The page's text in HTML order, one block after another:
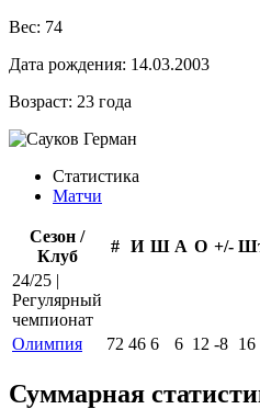
Вес: 74
Дата рождения: 14.03.2003
Возраст: 23 года
Статистика
Матчи
Сезон /
Клуб
# И Ш А О +/-
24/25 |
Регулярный
чемпионат
Олимпия
72 46 6 6 12 -8 16
Суммарная